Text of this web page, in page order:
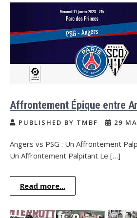
Affrontement Épique entre
PUBLISHED BY TMBF 29
Angers vs PSG : Un Affrontement
Un Affrontement Palpitant Le […]
Read more...